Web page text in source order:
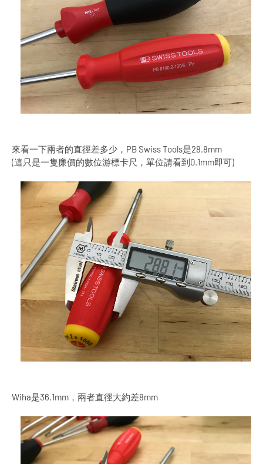
來看一下兩者的直徑差多少，PB Swiss Tools是28.8mm
(這只是一隻廉價的數位游標卡尺，單位請看到0.1mm即可)
Wiha是36.1mm，兩者直徑大約差8mm